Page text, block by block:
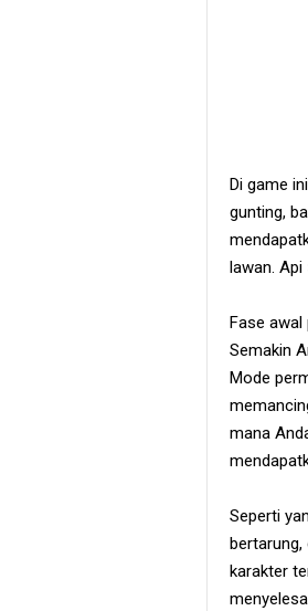
Di game
gunting,
lawan. Api
Fase awal
Semakin
Mode
mana
Seperti
bertarung,
karakter